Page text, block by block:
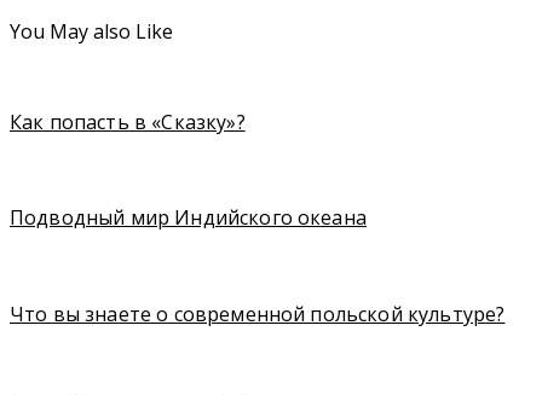
You May also Like
Как попасть в «Сказку»?
Подводный мир Индийского океана
Что вы знаете о современной польской культуре?